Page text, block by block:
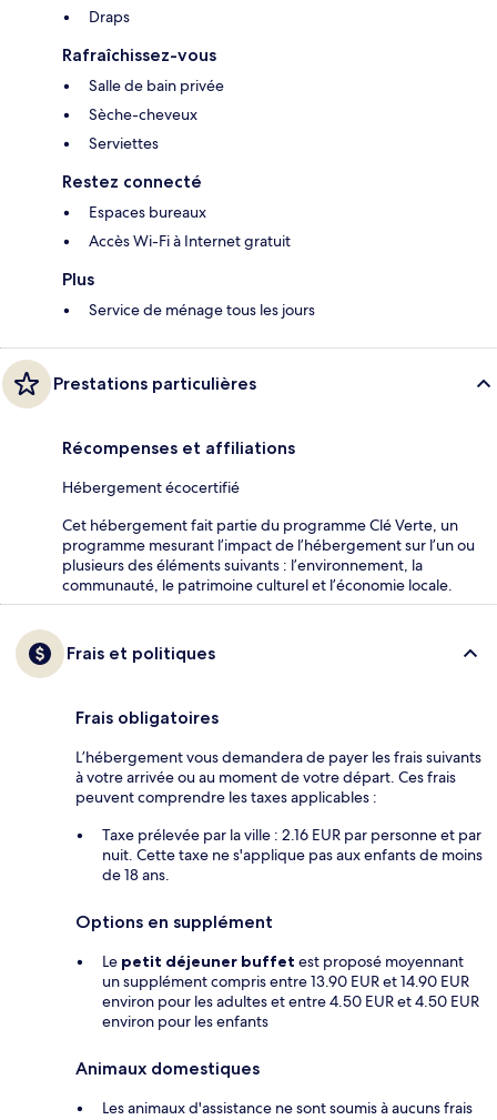
Draps
Rafraîchissez-vous
Salle de bain privée
Sèche-cheveux
Serviettes
Restez connecté
Espaces bureaux
Accès Wi-Fi à Internet gratuit
Plus
Service de ménage tous les jours
Prestations particulières
Récompenses et affiliations
Hébergement écocertifié
Cet hébergement fait partie du programme Clé Verte, un
programme mesurant l’impact de l’hébergement sur l’un ou
plusieurs des éléments suivants : l’environnement, la
communauté, le patrimoine culturel et l’économie locale.
Frais et politiques
Frais obligatoires
L’hébergement vous demandera de payer les frais suivants
à votre arrivée ou au moment de votre départ. Ces frais
peuvent comprendre les taxes applicables :
Taxe prélevée par la ville : 2.16 EUR par personne et par
nuit. Cette taxe ne s'applique pas aux enfants de moins
de 18 ans.
Options en supplément
Le petit déjeuner buffet est proposé moyennant
un supplément compris entre 13.90 EUR et 14.90 EUR
environ pour les adultes et entre 4.50 EUR et 4.50 EUR
environ pour les enfants
Animaux domestiques
Les animaux d'assistance ne sont soumis à aucuns frais